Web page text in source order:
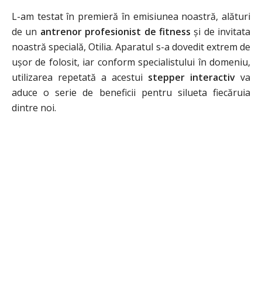
L-am testat în premieră în emisiunea noastră, alături
de un antrenor profesionist de fitness și de invitata
noastră specială, Otilia. Aparatul s-a dovedit extrem de
ușor de folosit, iar conform specialistului în domeniu,
utilizarea repetată a acestui stepper interactiv va
aduce o serie de beneficii pentru silueta fiecăruia
dintre noi.